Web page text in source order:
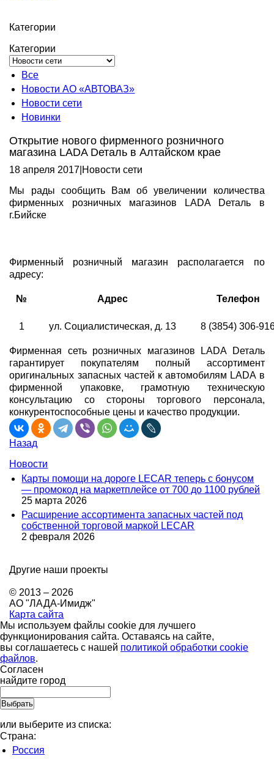
Категории
Категории
Все
Новости АО «АВТОВАЗ»
Новости сети
Новинки
Открытие нового фирменного розничного
магазина LADA Dеталь в Алтайском крае
18 апреля 2017 Новости сети
Мы рады сообщить Вам об увеличении количества
фирменных розничных магазинов LADA Dеталь в
г.Бийске
Фирменный розничный магазин располагается по
адресу:
№ Адрес Телефон
1 ул. Социалистическая, д. 13 8 (3854) 306-
Фирменная сеть розничных магазинов LADA Dеталь
гарантирует покупателям полный ассортимент
оригинальных запасных частей к автомобилям LADA в
фирменной упаковке, грамотную техническую
консультацию со стороны торгового персонала,
конкурентоспособные цены и качество продукции.
Назад
Новости
Карты помощи на дороге LECAR теперь с бонусом
— промокод на маркетплейсе от 700 до 1100 рублей
25 марта 2026
Расширение ассортимента запасных частей под
собственной торговой маркой LECAR
2 февраля 2026
Другие наши проекты
© 2013 – 2026
АО "ЛАДА-Имидж"
Карта сайта
Мы используем файлы cookie для лучшего
функционирования сайта. Оставаясь на сайте,
вы соглашаетесь с нашей политикой обработки cookie
файлов.
Согласен
найдите город
или выберите из списка:
Страна:
Россия